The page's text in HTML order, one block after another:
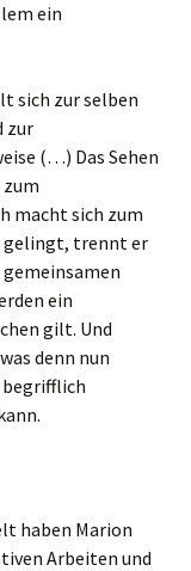
ein
sich zur selben
zur
(…) Das Sehen
macht sich zum
gelingt, trennt er
ein
gilt. Und
denn nun
begrifflich
haben Marion
Arbeiten und